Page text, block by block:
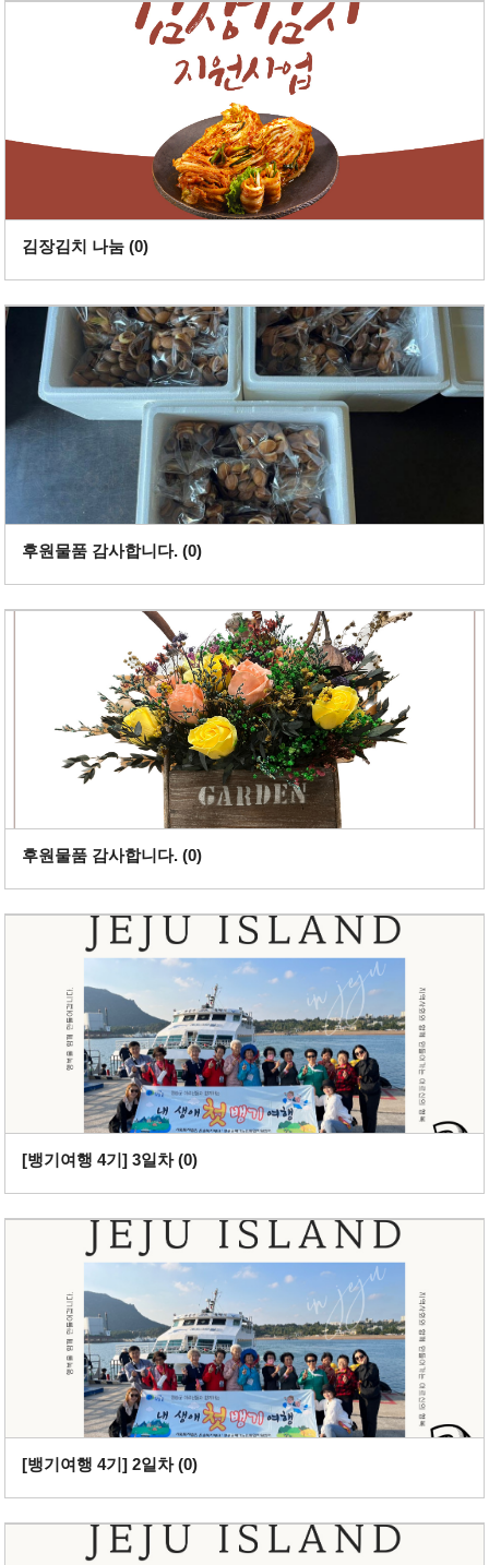
김장김치 나눔 (0)
후원물품 감사합니다. (0)
후원물품 감사합니다. (0)
[뱅기여행 4기] 3일차 (0)
[뱅기여행 4기] 2일차 (0)